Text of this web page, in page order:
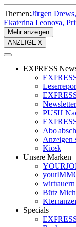
Themen:Jürgen Drews
Ekaterina Leonova
Mehr anzeigen
ANZEIGE X
EXPRESS
Newsletter
PUSH
Abo
Anzeigen
Kiosk
Unsere Marken
wirtrauern
Bütz Mich
Specials